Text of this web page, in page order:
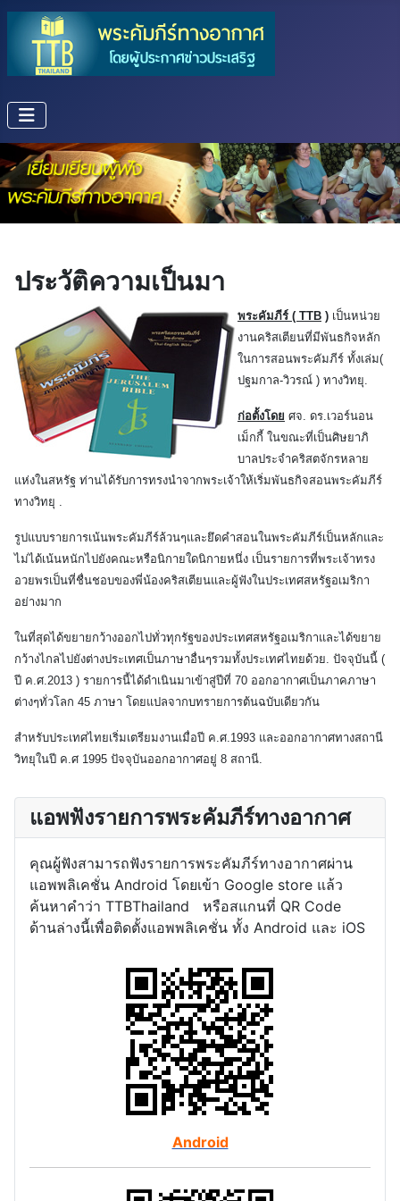
แอพฟังรายการพระคัมภีร์ทางอากาศ
คุณผู้ฟังสามารถฟังรายการพระคัมภีร์ทางอากาศผ่าน
แอพพลิเคชั่น Android โดยเข้า Google store แล้ว
ค้นหาคำว่า TTBThailand หรือสแกนที่ QR Code
ด้านล่างนี้เพื่อติดตั้งแอพพลิเคชั่น ทั้ง Android และ iOS
Android
ประวัติความเป็นมา
พระคัมภีร์ ( TTB ) เป็นหน่วย
งานคริสเตียนที่มีพันธกิจหลัก
ในการสอนพระคัมภีร์ ทั้งเล่ม(
ปฐมกาล-วิวรณ์ ) ทางวิทยุ.
ก่อตั้งโดย ศจ. ดร.เวอร์นอน
เม็กกี้ ในขณะที่เป็นศิษยาภิ
บาลประจำคริสตจักรหลาย
แห่งในสหรัฐ ท่านได้รับการทรงนำจากพระเจ้าให้เริ่มพันธกิจสอนพระคัมภีร์
ทางวิทยุ .
รูปแบบรายการเน้นพระคัมภีร์ล้วนๆและยึดคำสอนในพระคัมภีร์เป็นหลักและ
ไม่ได้เน้นหนักไปยังคณะหรือนิกายใดนิกายหนึ่ง เป็นรายการที่พระเจ้าทรง
อวยพรเป็นที่ชื่นชอบของพี่น้องคริสเตียนและผู้ฟังในประเทศสหรัฐอเมริกา
อย่างมาก
ในที่สุดได้ขยายกว้างออกไปทั่วทุกรัฐของประเทศสหรัฐอเมริกาและได้ขยาย
กว้างไกลไปยังต่างประเทศเป็นภาษาอื่นๆรวมทั้งประเทศไทยด้วย. ปัจจุบันนี้ (
ปี ค.ศ.2013 ) รายการนี้ได้ดำเนินมาเข้าสู่ปีที่ 70 ออกอากาศเป็นภาคภาษา
ต่างๆทั่วโลก 45 ภาษา โดยแปลจากบทรายการต้นฉบับเดียวกัน
สำหรับประเทศไทยเริ่มเตรียมงานเมื่อปี ค.ศ.1993 และออกอากาศทางสถานี
วิทยุในปี ค.ศ 1995 ปัจจุบันออกอากาศอยู่ 8 สถานี.